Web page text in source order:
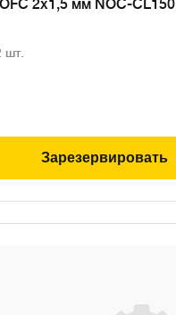
2х1,5 мм NOC-CL150
шт.
Зарезервировать